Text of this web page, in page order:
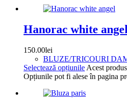
Hanorac white angel
150.00lei
BLUZE/TRICOURI
Selectează opțiunile Acest
Opțiunile pot fi alese în pagina